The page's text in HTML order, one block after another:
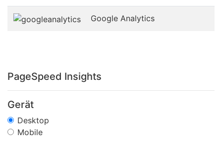
Google Analytics
PageSpeed Insights
Gerät
Desktop
Mobile